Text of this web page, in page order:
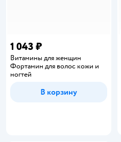
1 043 ₽
Витамины для женщин
Фортамин для волос кожи и
ногтей
В корзину